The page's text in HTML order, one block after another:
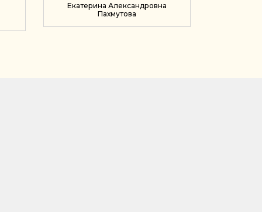
Екатерина Александровна
Пахмутова